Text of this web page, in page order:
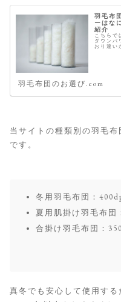
羽毛布
ーはな
紹介
こちらで
ダウンパ
おり違い
羽毛布団のお選び.com
当サイトの種類別の羽毛
です。
冬用羽毛布団：
夏用肌掛け羽毛布団
合掛け羽毛布団：
真冬でも安心して使用す